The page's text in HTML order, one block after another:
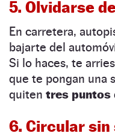
5. Olvidarse
En carretera,
bajarte del
Si lo haces, te
que te pongan una
quiten tres puntos
6. Circular sin